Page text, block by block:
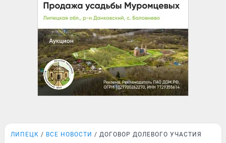
ЛИПЕЦК ВСЕ НОВОСТИ ДОГОВОР ДОЛЕВОГО УЧАСТИЯ